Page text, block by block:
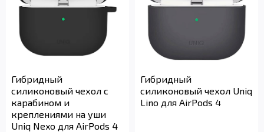
Гибридный
силиконовый чехол с
карабином и
креплениями на уши
Uniq Nexo для AirPods 4
Гибридный
силиконовый чехол Uniq
Lino для AirPods 4